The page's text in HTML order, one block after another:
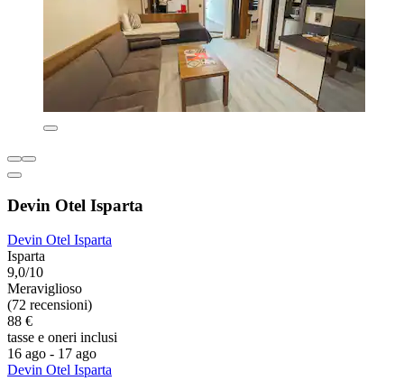
Devin Otel Isparta
Devin Otel Isparta
Isparta
9,0/10
Meraviglioso
(72 recensioni)
88 €
tasse e oneri inclusi
16 ago - 17 ago
Devin Otel Isparta